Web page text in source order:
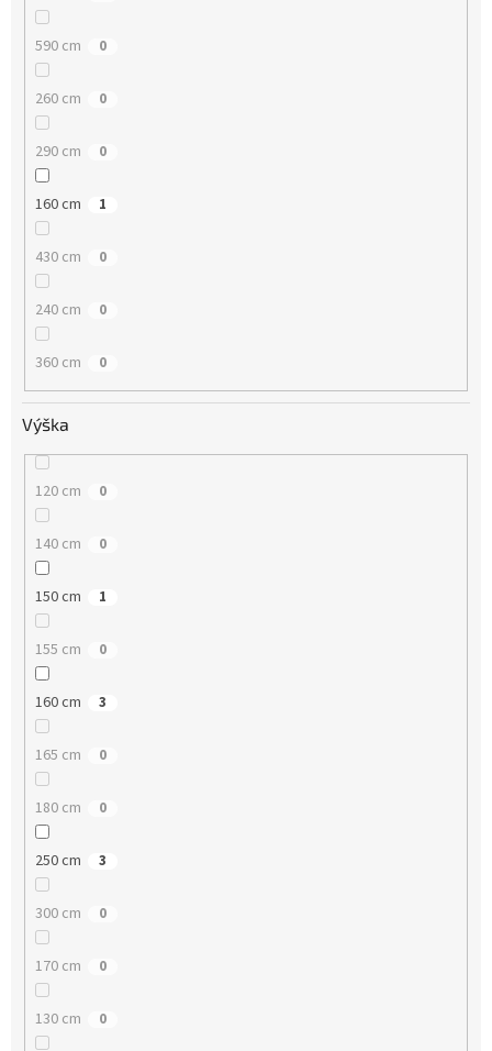
590 cm 0
260 cm 0
290 cm 0
160 cm 1
430 cm 0
240 cm 0
360 cm 0
Výška
120 cm 0
140 cm 0
150 cm 1
155 cm 0
160 cm 3
165 cm 0
180 cm 0
250 cm 3
300 cm 0
170 cm 0
130 cm 0